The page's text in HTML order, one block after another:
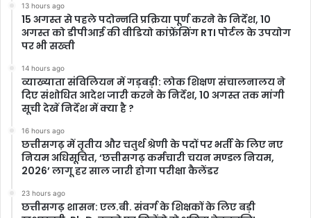
13 hours ago
15 अगस्त से पहले पदोन्नति प्रक्रिया पूर्ण करने के निर्देश, 10
अगस्त को डीपीआई की वीडियो कांफ्रेंसिंग RTI पोर्टल के उपयोग
पर भी सख्ती
14 hours ago
​व्याख्याता संविलियन में गड़बड़ी: लोक शिक्षण संचालनालय ने
दिए संशोधित आदेश जारी करने के निर्देश, 10 अगस्त तक मांगी
सूची देखें निर्देश में क्या है ?
16 hours ago
छत्तीसगढ़ में तृतीय और चतुर्थ श्रेणी के पदों पर भर्ती के लिए नए
नियम अधिसूचित, ‘छत्तीसगढ़ कर्मचारी चयन मण्डल नियम,
2026’ लागू हर साल जारी होगा परीक्षा कैलेंडर
23 hours ago
छत्तीसगढ़ शासन: एल.बी. संवर्ग के शिक्षकों के लिए बड़ी